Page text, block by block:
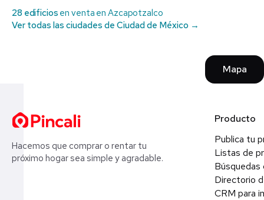
28 edificios en venta en Azcapotzalco
Ver todas las ciudades de Ciudad de México →
Mapa
Hacemos que comprar o rentar tu
próximo hogar sea simple y agradable.
Producto
Publica tu
Listas de
Búsquedas
Directorio
CRM para